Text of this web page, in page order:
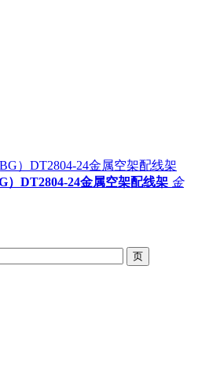
）DT2804-24金属空架配线架 金